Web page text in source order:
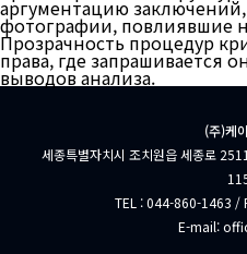
аргументацию
фотографии, повлиявшие
Прозрачность процедур
права, где запрашивается
выводов анализа.
(주)케
세종특별자치시 조치원읍 세종로
TEL : 044-860-1463 /
E-mail: